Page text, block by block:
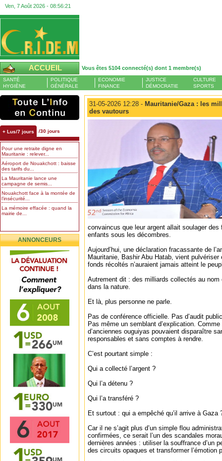
Ven, 7 Août 2026 - 08:56:22
ACCUEIL Vous êtes 5104 connecté(s) dont 1 membre(s)
SANTÉ
HYGIÈNE
POLITIQUE
GÉNÉRALE
ECONOMIE
FINANCE
JUSTICE
DÉMOCRATIE
CULTURE
SPORTS
+ Lus/7 jours /30 jours
Pour une retraite digne en
Mauritanie : relever...
Aéroport de Nouakchott : baisse
des tarifs du...
La Mauritanie lance une
campagne de semis...
Nouakchott face à la montée de
l’insécurité...
La mémoire effacée : quand la
mairie de...
ANNONCEURS
31-05-2026 12:28 - Mauritanie/Gaza : les
des vautours
convaincus que leur argent allait soulager
enfants sous les décombres.
Aujourd’hui, une déclaration fracassante de
Mauritanie, Bashir Abu Hatab, vient
fonds récoltés n’auraient jamais atteint le
Autrement dit : des milliards collectés au
dans la nature.
Et là, plus personne ne parle.
Pas de conférence officielle. Pas d’audit
Pas même un semblant d’explication.
d’anciennes ouguiyas pouvaient disparaître
responsables et sans comptes à rendre.
C’est pourtant simple :
Qui a collecté l’argent ?
Qui l’a détenu ?
Qui l’a transféré ?
Et surtout : qui a empêché qu’il arrive à Gaza
Car il ne s’agit plus d’un simple flou
confirmées, ce serait l’un des scandales
dernières années : utiliser la souffrance d’un
des circuits opaques et transformer l’émotion